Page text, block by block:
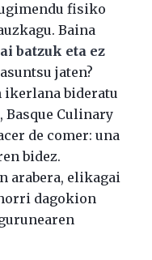
fisiko
Baina
batzuk eta ez
jaten?
ikerlana bideratu
Basque Culinary
de comer: una
bidez.
arabera, elikagai
dagokion